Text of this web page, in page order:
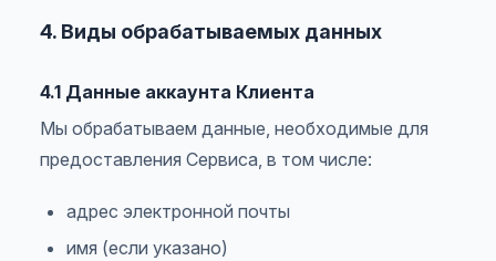
4. Виды обрабатываемых данных
4.1 Данные аккаунта Клиента
Мы обрабатываем данные, необходимые для
предоставления Сервиса, в том числе:
адрес электронной почты
имя (если указано)